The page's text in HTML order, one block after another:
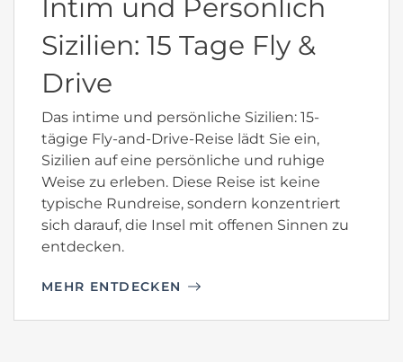
Intim und Persönlich
Sizilien: 15 Tage Fly &
Drive
Das intime und persönliche Sizilien: 15-
tägige Fly-and-Drive-Reise lädt Sie ein,
Sizilien auf eine persönliche und ruhige
Weise zu erleben. Diese Reise ist keine
typische Rundreise, sondern konzentriert
sich darauf, die Insel mit offenen Sinnen zu
entdecken.
MEHR ENTDECKEN